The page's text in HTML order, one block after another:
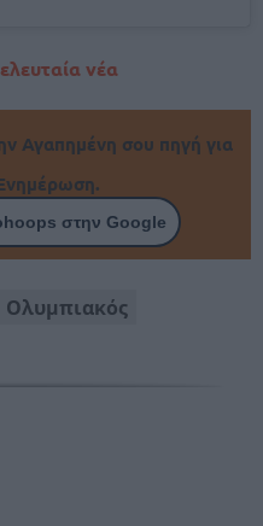
νέα
Αγαπημένη σου πηγή για
στην Google
Ολυμπιακός